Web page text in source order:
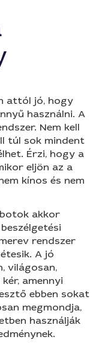
attól jó, hogy
használni. A
Nem kell
túl sok mindent
Érzi, hogy a
eljön az a
kínos és nem
akkor
rendszer
A jó
világosan,
amennyi
ebben sokat
megmondja,
használják